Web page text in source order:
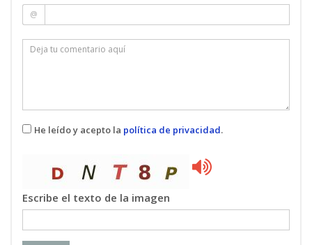
@
He leído y acepto la política de privacidad.
Escribe el texto de la imagen